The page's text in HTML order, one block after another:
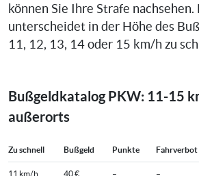
können Sie Ihre Strafe
unterscheidet in der Höhe des
11, 12, 13, 14 oder 15 km/h zu
Bußgeldkatalog PKW: 11-15
außerorts
Zu schnell Bußgeld Punkte Fahrverbot
11 km/h 40 € – –